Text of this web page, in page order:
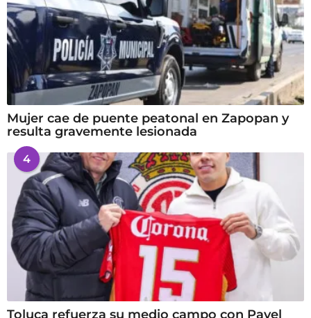
Mujer cae de puente peatonal en Zapopan y
resulta gravemente lesionada
4
Toluca refuerza su medio campo con Pavel